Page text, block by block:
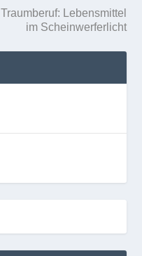
Traumberuf: Lebensmittel
im Scheinwerferlicht